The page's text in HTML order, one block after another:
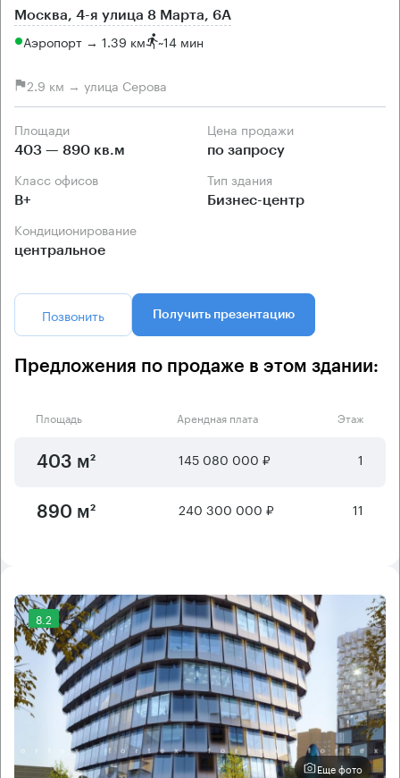
Москва, 4-я улица 8 Марта, 6А
Аэропорт → 1.39 км ~14 мин
2.9 км → улица Серова
Площади
403 — 890 кв.м
Цена продажи
по запросу
Класс офисов
B+
Тип здания
Бизнес-центр
Кондиционирование
центральное
Позвонить Получить презентацию
Предложения по продаже в этом здании:
Площадь Арендная плата Этаж
403 м² 145 080 000 ₽ 1
890 м² 240 300 000 ₽ 11
8.2
Еще фото